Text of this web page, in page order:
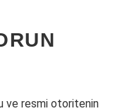
ve resmi otoritenin